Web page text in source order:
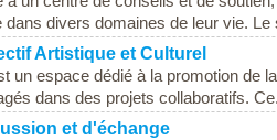
divers domaines de leur vie. Le
Artistique et Culturel
un espace dédié à la promotion de
dans des projets collaboratifs.
et d'échange